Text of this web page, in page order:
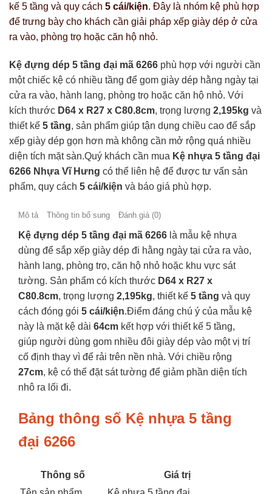
kế 5 tầng và quy cách 5 cái/kiện. Đây là nhóm kệ phù hợp
để trưng bày cho khách cần giải pháp xếp giày dép ở cửa
ra vào, phòng trọ hoặc căn hộ nhỏ.
Kệ đựng dép 5 tầng đại mã 6266 phù hợp với người cần
một chiếc kệ có nhiều tầng để gom giày dép hằng ngày tại
cửa ra vào, hành lang, phòng trọ hoặc căn hộ nhỏ. Với
kích thước D64 x R27 x C80.8cm, trọng lượng 2,195kg và
thiết kế 5 tầng, sản phẩm giúp tận dụng chiều cao để sắp
xếp giày dép gọn hơn mà không cần mở rộng quá nhiều
diện tích mặt sàn.Quý khách cần mua Kệ nhựa 5 tầng đại
6266 Nhựa Vĩ Hưng có thể liên hệ để được tư vấn sản
phẩm, quy cách 5 cái/kiện và báo giá phù hợp.
Mô tả Thông tin bổ sung Đánh giá (0)
Kệ đựng dép 5 tầng đại mã 6266 là mẫu kệ nhựa
dùng để sắp xếp giày dép đi hằng ngày tại cửa ra vào,
hành lang, phòng trọ, căn hộ nhỏ hoặc khu vực sát
tường. Sản phẩm có kích thước D64 x R27 x
C80.8cm, trọng lượng 2,195kg, thiết kế 5 tầng và quy
cách đóng gói 5 cái/kiện.Điểm đáng chú ý của mẫu kệ
này là mặt kệ dài 64cm kết hợp với thiết kế 5 tầng,
giúp người dùng gom nhiều đôi giày dép vào một vị trí
cố định thay vì để rải trên nền nhà. Với chiều rộng
27cm, kệ có thể đặt sát tường để giảm phần diện tích
nhô ra lối đi.
Bảng thông số Kệ nhựa 5 tầng
đại 6266
Thông số
Giá trị